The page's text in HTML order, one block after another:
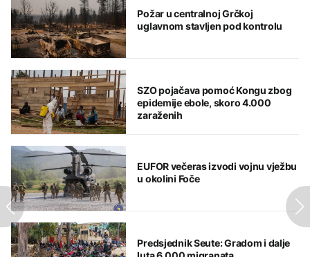
Požar u centralnoj Grčkoj
uglavnom stavljen pod kontrolu
SZO pojačava pomoć Kongu zbog
epidemije ebole, skoro 4.000
zaraženih
EUFOR večeras izvodi vojnu vježbu
u okolini Foče
Predsjednik Seute: Gradom i dalje